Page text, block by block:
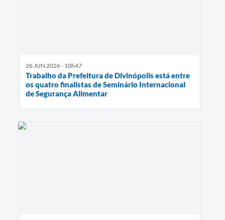
26 JUN 2026 - 10h47
Trabalho da Prefeitura de Divinópolis está entre
os quatro finalistas de Seminário Internacional
de Segurança Alimentar